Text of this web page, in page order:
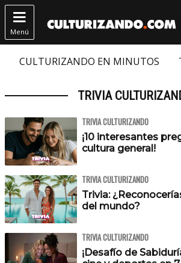

Menú
CULTURIZANDO EN MINUTOS
TRIVIA
TRIVIA CULTURIZANDO
¡10 interesantes
cultura general!
TRIVIA CULTURIZANDO
Trivia:
del mundo?
TRIVIA CULTURIZANDO
¡Desafío de